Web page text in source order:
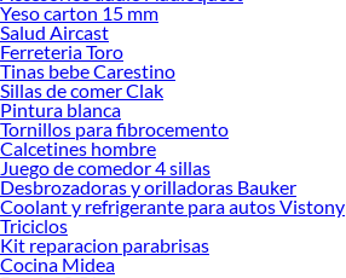
Yeso carton 15 mm
Salud Aircast
Ferreteria Toro
Tinas bebe Carestino
Sillas de comer Clak
Pintura blanca
Tornillos para fibrocemento
Calcetines hombre
Juego de comedor 4 sillas
Desbrozadoras y orilladoras Bauker
Coolant y refrigerante para autos Vistony
Triciclos
Kit reparacion parabrisas
Cocina Midea